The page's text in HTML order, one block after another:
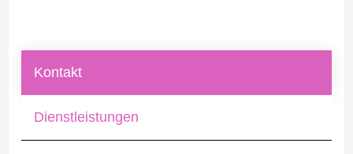
Kontakt
Dienstleistungen